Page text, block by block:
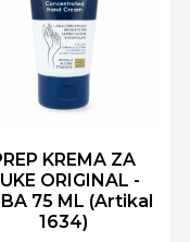
KREMA ZA
ORIGINAL -
75 ML (Artikal
1634)